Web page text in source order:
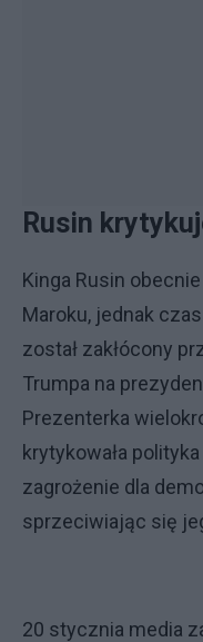
Rusin
Kinga Rusin
Maroku, jednak
został zakłócony
Trumpa na
Prezenterka
krytykowała
zagrożenie dla
sprzeciwiając się
20 stycznia media